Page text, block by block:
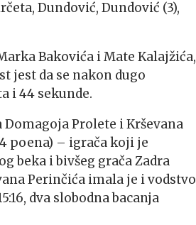
Dundović, Dundović (3),
Bakovića i Mate Kalajžića,
jest da se nakon dugo
i 44 sekunde.
Prolete i Krševana
poena) – igrača koji je
beka i bivšeg grača Zadra
Perinčića imala je i vodstvo
dva slobodna bacanja